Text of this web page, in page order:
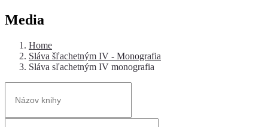
Media
Home
Sláva šľachetným IV - Monografia
Sláva sľachetným IV monografia